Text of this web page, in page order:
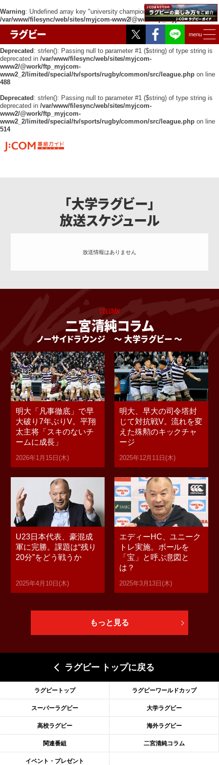
Warning: Undefined array key "university championship" in
/var/www/filesync/web/sites/myjcom-www2/@work/ftp_myjcom-
www2_2/limited/special/tv/sports/rugby/common/src/league.php
Deprecated : strlen(): Passing null to parameter #1 ($string) of type string is
deprecated in /var/www/filesync/web/sites/myjcom-
www2/@work/ftp_myjcom-
www2_2/limited/special/tv/sports/rugby/common/src/league.php on line
488
Deprecated : strlen(): Passing null to parameter #1 ($string) of type string is
deprecated in /var/www/filesync/web/sites/myjcom-
www2/@work/ftp_myjcom-
www2_2/limited/special/tv/sports/rugby/common/src/league.php on line
514
Twitter
Facebook
menu
ラグビー
「大学ラグビー」
放送スケジュール
放送情報はありません
二宮清純コラム
ノーサイドラウンジ 〜 大学ラグビー 〜
COLUMN
明大「凡事徹底」で早
大破り7年ぶりV。平翔
太主将「スキのないチ
ームに成長」
2026年1月15日(木)
明大、早大の司令塔封
じて対抗戦V。流れを変
えた殊勲のキックチャ
ージ
2025年12月11日(木)
U23日本代表、豪混成
軍に完勝。課題は“残り
20分”をどう戦うか
2025年4月10日(木)
エディーHC、ユニーク
トレ実施。ボールを
「宝」と呼ぶ意図と
は？
2025年3月13日(木)
もっと見る
ラグビー トップに戻る
ラグビートップ ラグビーワールドカップ
スーパーラグビー 大学ラグビー
高校ラグビー 海外ラグビー
関連番組 二宮清純コラム
イベント・プレゼント